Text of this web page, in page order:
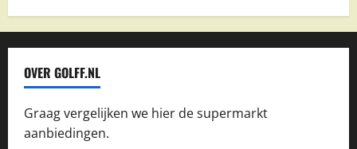
OVER GOLFF.NL
Graag vergelijken we hier de supermarkt
aanbiedingen.